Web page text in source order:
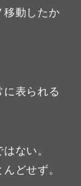
移動したか
表られる
ない。
どせず。